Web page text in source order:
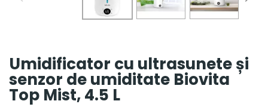
Umidificator cu ultrasunete și
senzor de umiditate Biovita
Top Mist, 4.5 L